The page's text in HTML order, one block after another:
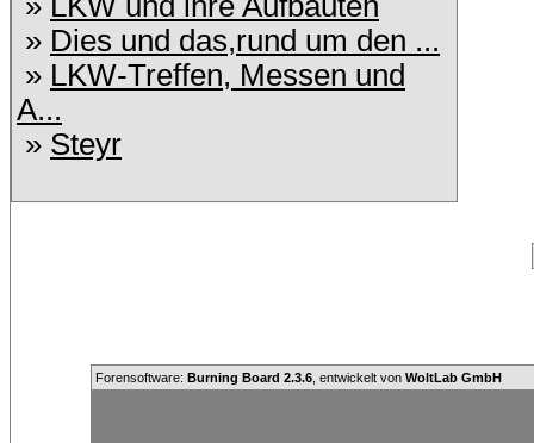
» Dies und das,rund um den ...
» LKW-Treffen, Messen und
A...
» Steyr
Forensoftware:Burning Board 2.3.6 , entwickelt vonWoltLab GmbH